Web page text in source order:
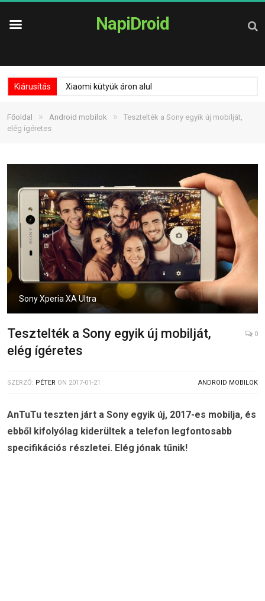
NapiDroid
Kiárusítás Xiaomi kütyük áron alul
Főoldal » Android mobilok »
Tesztelték a Sony egyik új mobilját,
elég ígéretes
Sony Xperia XA Ultra
Tesztelték a Sony egyik új mobilját,
elég ígéretes
0
SZERZŐ: PÉTER ON 2017-01-21 ANDROID MOBILOK
AnTuTu teszten járt a Sony egyik új, 2017-es mobilja, és
ebből kifolyólag kiderültek a telefon legfontosabb
specifikációs részletei. Elég jónak tűnik!